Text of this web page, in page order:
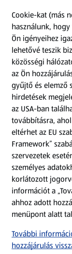
Kérdőív
Fizetési
ALDI utalványok
Árcsökkentés
Adattörlő
Szervizpont
(új oldalon nyílik
Fedezz fel
Töltsd le az
Cookie-kat (más
használunk,
Ön igényeihez
lehetővé teszik
közösségi
az Ön
gyűjtő és elemző
hirdetések
az USA-ban
továbbításra,
eltérhet az EU
Framework”
szervezetek
személyes
korlátozott
információt a
ahhoz adott
menüpont alatt
További
hozzájárulás